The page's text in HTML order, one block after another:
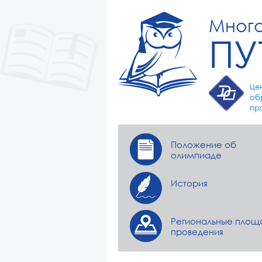
Положение об
олимпиаде
История
Региональные
проведения